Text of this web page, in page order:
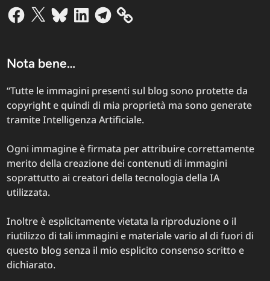
Facebook
X BlueskyLinkedInTelegram
Nota bene…
“Tutte le immagini presenti sul blog sono protette da
copyright e quindi di mia proprietà ma sono generate
tramite Intelligenza Artificiale.
Ogni immagine è firmata per attribuire correttamente
merito della creazione dei contenuti di immagini
soprattutto ai creatori della tecnologia della IA
utilizzata.
Inoltre è esplicitamente vietata la riproduzione o il
riutilizzo di tali immagini e materiale vario al di fuori di
questo blog senza il mio esplicito consenso scritto e
dichiarato.